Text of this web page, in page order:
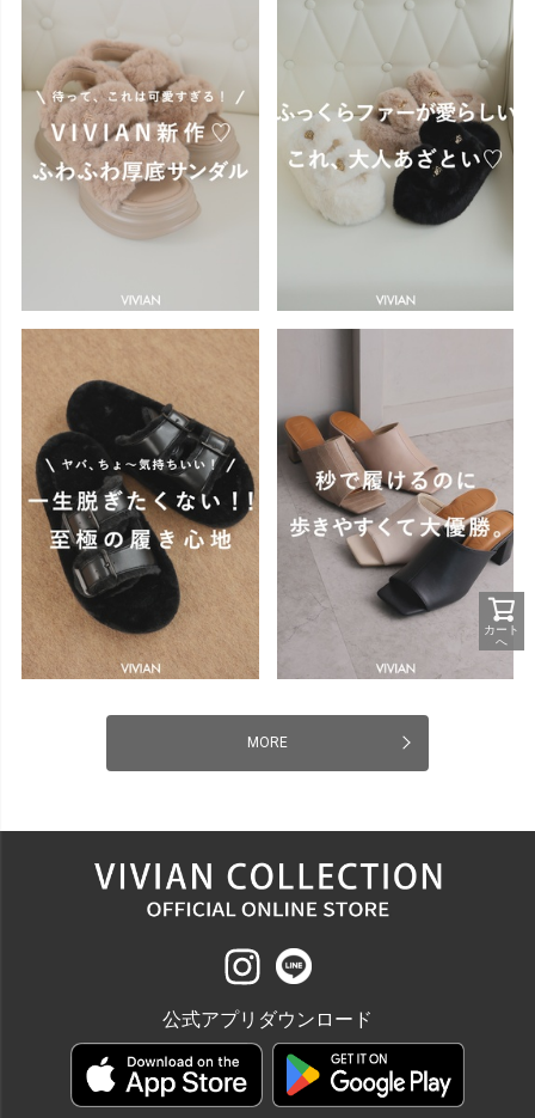
MORE
カート
へ
公式アプリダウンロード